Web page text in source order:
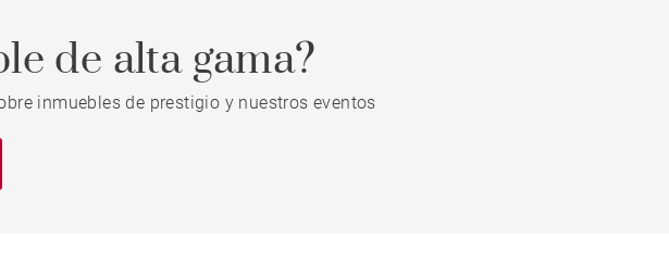
de alta gama?
inmuebles de prestigio y nuestros eventos